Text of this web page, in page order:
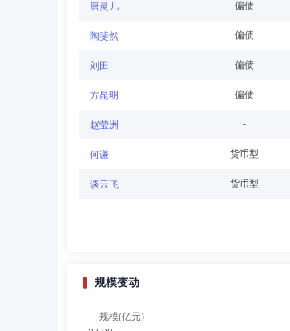
董事,总经理（总裁）,首席
任志强先生：硕士。曾任南方证券有限公
限公司总裁助理兼董事会秘书，华宝证券
总经理兼投资总监，华宝兴业资产管理(香
严杰 学历：本科
严杰先生：独立董事，本科，高级会计
会证券与期货市场工作委员会常务理事
王雷先生：独立董事，硕士研究生。历任
唐灵儿 偏债
陶斐然 偏债
刘田 偏债
方昆明 偏债
赵莹洲 -
何谦 货币型
谈云飞 货币型
规模变动